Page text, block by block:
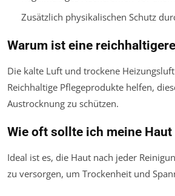
Zusätzlich physikalischen Schutz
Warum ist eine
Die kalte Luft und trockene
Reichhaltige Pflegeprodukte helfen,
Austrocknung zu schützen.
Wie oft sollte ich meine
Ideal ist es, die Haut nach jeder
zu versorgen, um Trockenheit und